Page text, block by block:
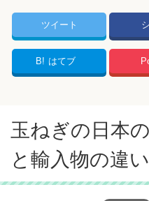
ツイート
B! はてブ
玉ねぎの日本
と輸入物の違